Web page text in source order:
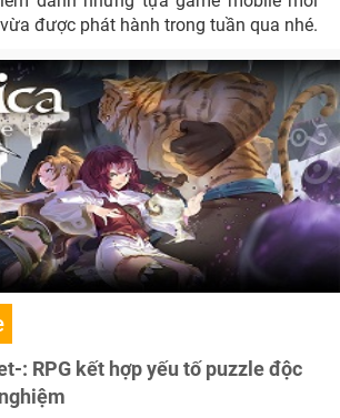
được phát hành trong tuần qua nhé.
: RPG kết hợp yếu tố puzzle độc